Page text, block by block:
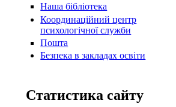
Наша бібліотека
Координаційний центр
психологічної служби
Пошта
Безпека в закладах освіти
Статистика сайту